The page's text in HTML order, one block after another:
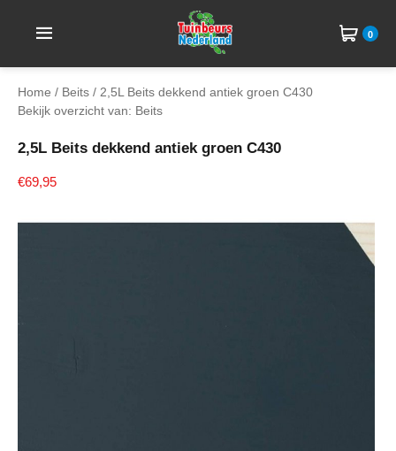
0
Home / Beits / 2,5L Beits dekkend antiek groen C430
Bekijk overzicht van: Beits
2,5L Beits dekkend antiek groen C430
€69,95